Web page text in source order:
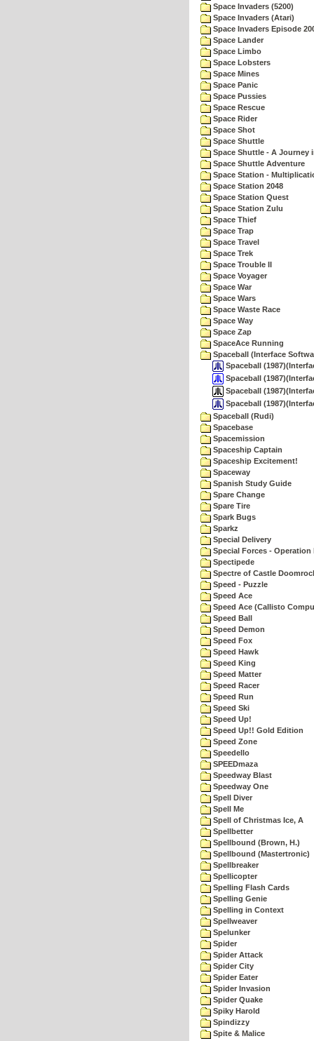
Space Invaders (5200)
Space Invaders (Atari)
Space Invaders Episode
Space Lander
Space Limbo
Space Lobsters
Space Mines
Space Panic
Space Pussies
Space Rescue
Space Rider
Space Shot
Space Shuttle
Space Shuttle - A Journey
Space Shuttle Adventure
Space Station -
Space Station 2048
Space Station Quest
Space Station Zulu
Space Thief
Space Trap
Space Travel
Space Trek
Space Trouble II
Space Voyager
Space War
Space Wars
Space Waste Race
Space Way
Space Zap
SpaceAce Running
Spaceball (Interface
Spaceball
Spaceball
Spaceball
Spaceball
Spaceball (Rudi)
Spacebase
Spacemission
Spaceship Captain
Spaceship Excitement!
Spaceway
Spanish Study Guide
Spare Change
Spare Tire
Spark Bugs
Sparkz
Special Delivery
Special Forces - Operation
Spectipede
Spectre of Castle
Speed - Puzzle
Speed Ace
Speed Ace (Callisto
Speed Ball
Speed Demon
Speed Fox
Speed Hawk
Speed King
Speed Matter
Speed Racer
Speed Run
Speed Ski
Speed Up!
Speed Up!! Gold Edition
Speed Zone
Speedello
SPEEDmaza
Speedway Blast
Speedway One
Spell Diver
Spell Me
Spell of Christmas Ice, A
Spellbetter
Spellbound (Brown, H.)
Spellbound (Mastertronic)
Spellbreaker
Spellicopter
Spelling Flash Cards
Spelling Genie
Spelling in Context
Spellweaver
Spelunker
Spider
Spider Attack
Spider City
Spider Eater
Spider Invasion
Spider Quake
Spiky Harold
Spindizzy
Spite & Malice